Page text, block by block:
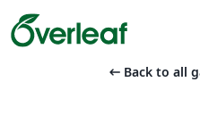
arrow_left_alt Back to all